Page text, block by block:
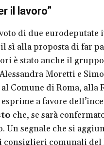
il lavoro”
di due eurodeputate
sì alla proposta di far
è stato anche il gruppo
Moretti e
Comune di Roma, alla
a favore
che, se sarà
Un segnale che si
consiglieri comunali del